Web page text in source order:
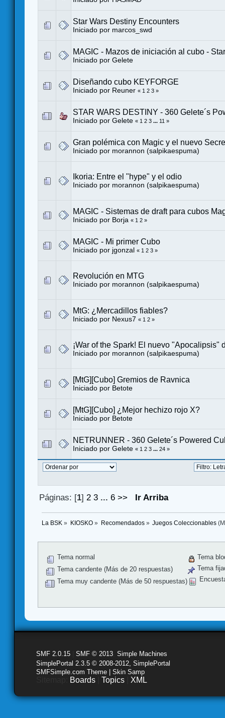
Star Wars Destiny Encounters
Iniciado por marcos_swd
MAGIC - Mazos de iniciación al cubo -
Iniciado por Gelete
Diseñando cubo KEYFORGE
Iniciado por Reuner « 1 2 3 »
STAR WARS DESTINY - 360 Gelete´s
Iniciado por Gelete « 1 2 3 ... 11 »
Gran polémica con Magic y el nuevo
Iniciado por morannon (salpikaespuma)
Ikoria: Entre el "hype" y el odio
Iniciado por morannon (salpikaespuma)
MAGIC - Sistemas de draft para cubos
Iniciado por Borja « 1 2 »
MAGIC - Mi primer Cubo
Iniciado por jgonzal « 1 2 3 »
Revolución en MTG
Iniciado por morannon (salpikaespuma)
MtG: ¿Mercadillos fiables?
Iniciado por Nexus7 « 1 2 »
¡War of the Spark! El nuevo "Apocalipsis"
Iniciado por morannon (salpikaespuma)
[MtG][Cubo] Gremios de Ravnica
Iniciado por Betote
[MtG][Cubo] ¿Mejor hechizo rojo X?
Iniciado por Betote
NETRUNNER - 360 Gelete´s Powered
Iniciado por Gelete « 1 2 3 ... 24 »
Páginas: [1] 2 3 ...6 >> Ir Arriba
La BSK » KIOSKO» Recomendados» Juegos Coleccionables
Tema normal
Tema candente (Más de 20 respuestas)
Tema muy candente (Más de 50 respuestas)
Tema
Tema
SMF 2.0.15 SMF © 2013 Simple Machines
SimplePortal 2.3.5 © 2008-2012, SimplePortal
SMFSimple.com Theme | Skin Samp
Boards Topics XML